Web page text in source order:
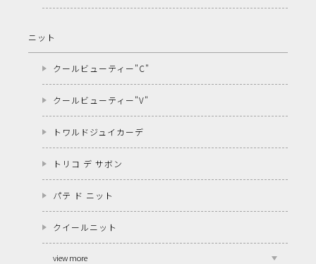
ニット
クールビューティー"C"
クールビューティー"V"
トワルドジュイカーデ
トリコ デ サボン
パテ ド ニット
クイールニット
view more